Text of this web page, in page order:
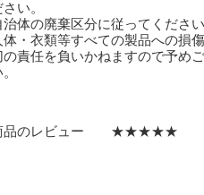
い。
体の廃棄区分に従ってください
体・衣類等すべての製品への損
責任を負いかねますので予め
のレビュー ★★★★★